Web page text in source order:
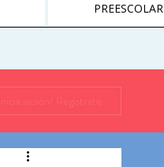
PREESCOLAR
Inicia sesión/ Regístrate